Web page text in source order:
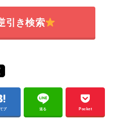
引き検索
ブ 送る Pocket